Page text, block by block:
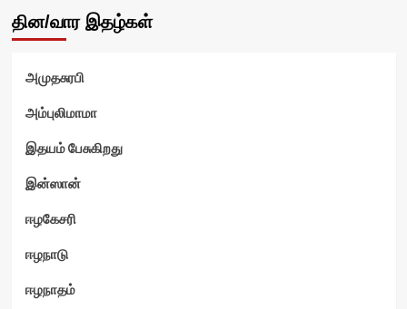
தின/வார இதழ்கள்
அமுதசுரபி
அம்புலிமாமா
இதயம் பேசுகிறது
இன்ஸான்
ஈழகேசரி
ஈழநாடு
ஈழநாதம்